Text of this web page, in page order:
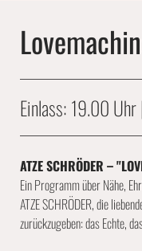
Einlass: 19.00
ATZE SCHRÖDER –
Ein Programm über Nähe,
ATZE SCHRÖDER, die
zurückzugeben: das Echte,